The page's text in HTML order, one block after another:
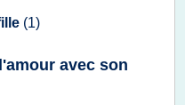
(1)
avec son